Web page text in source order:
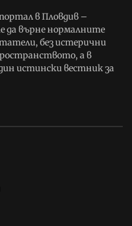
в Пловдив –
да върне нормалните
без истерични
а в
истински вестник за